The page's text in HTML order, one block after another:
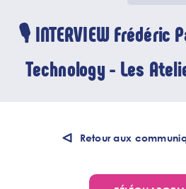
🎙️ INTERVIEW Frédéric
Technology - Les
Retour aux